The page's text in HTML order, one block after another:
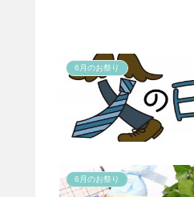
6月のお祭り
6月のお祭り